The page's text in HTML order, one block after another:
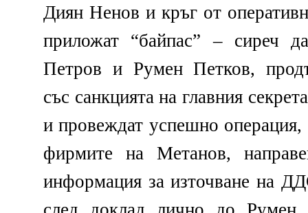
Диян Ненов и кръг от
приложат “байпас” – сиреч
Петров и Румен Петков,
със санкцията на главния
и провеждат успешно операция,
фирмите на Метанов,
информация за източване на